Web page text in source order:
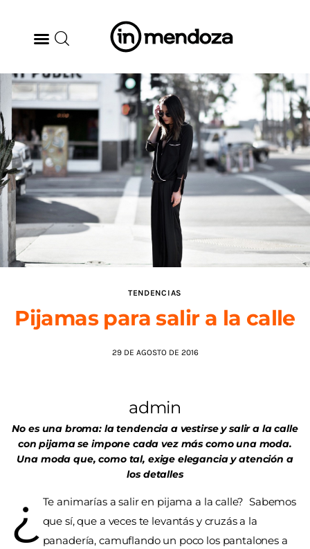
BODEGAS
GASTRONOMÍA
ARTE & CULTURA
MÚSICA
DÓNDE IR
TENDENCIAS
TENDENCIAS
Pijamas para salir a la calle
29 DE AGOSTO DE 2016
admin
No es una broma: la tendencia a vestirse y salir a la calle
con pijama se impone cada vez más como una moda.
Una moda que, como tal, exige elegancia y atención a
los detalles
¿
Te animarías a salir en pijama a la calle? Sabemos
que sí, que a veces te levantás y cruzás a la
panadería, camuflando un poco los pantalones a